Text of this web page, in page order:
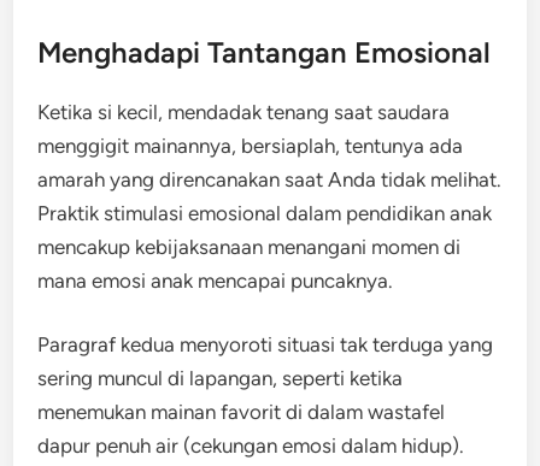
Menghadapi Tantangan Emosional
Ketika si kecil, mendadak tenang saat saudara
menggigit mainannya, bersiaplah, tentunya ada
amarah yang direncanakan saat Anda tidak melihat.
Praktik stimulasi emosional dalam pendidikan anak
mencakup kebijaksanaan menangani momen di
mana emosi anak mencapai puncaknya.
Paragraf kedua menyoroti situasi tak terduga yang
sering muncul di lapangan, seperti ketika
menemukan mainan favorit di dalam wastafel
dapur penuh air (cekungan emosi dalam hidup).